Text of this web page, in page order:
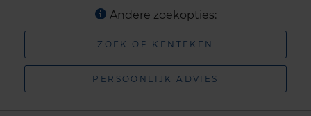
Andere zoekopties:
ZOEK OP KENTEKEN
PERSOONLIJK ADVIES